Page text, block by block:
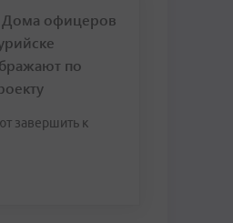
Дома офицеров
по
завершить к